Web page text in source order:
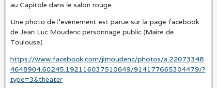
au Capitole dans le salon rouge.
Une photo de l’événement est parue sur la page facebook
de Jean Luc Moudenc personnage public (Maire de
Toulouse)
https://www.facebook.com/jlmoudenc/photos/a.22073348
4648904.60245.192116037510649/914177665304479/?
type=3&theater